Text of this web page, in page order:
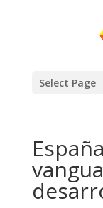
Select Page